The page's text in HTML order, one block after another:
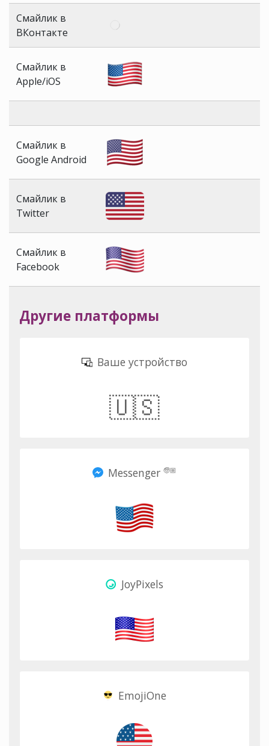
Смайлик в
ВКонтакте
Смайлик в
Apple/iOS
Смайлик в
Google Android
Смайлик в
Twitter
Смайлик в
Facebook
Другие платформы
Ваше устройство
🇺🇸
Messenger 🧓🏼
JoyPixels
EmojiOne